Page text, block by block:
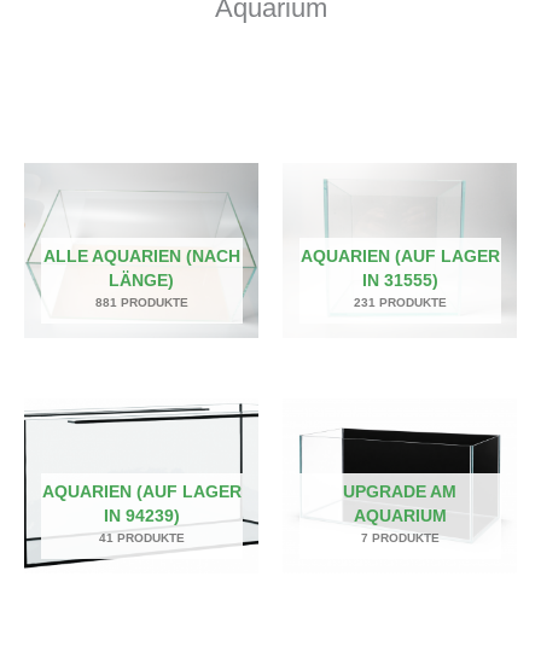
Aquarium
ALLE AQUARIEN (NACH
LÄNGE)
881 PRODUKTE
AQUARIEN (AUF LAGER
IN 31555)
231 PRODUKTE
AQUARIEN (AUF LAGER
IN 94239)
41 PRODUKTE
UPGRADE AM
AQUARIUM
7 PRODUKTE